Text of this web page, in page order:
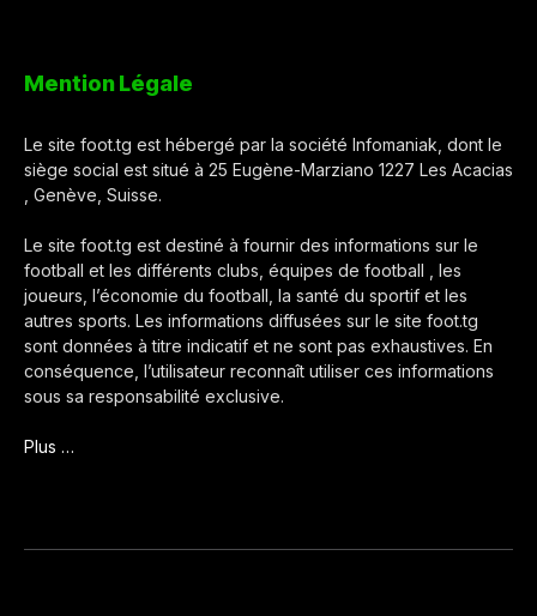
Mention Légale
Le site foot.tg est hébergé par la société Infomaniak, dont le
siège social est situé à 25 Eugène-Marziano 1227 Les Acacias
, Genève, Suisse.
Le site foot.tg est destiné à fournir des informations sur le
football et les différents clubs, équipes de football , les
joueurs, l’économie du football, la santé du sportif et les
autres sports. Les informations diffusées sur le site foot.tg
sont données à titre indicatif et ne sont pas exhaustives. En
conséquence, l’utilisateur reconnaît utiliser ces informations
sous sa responsabilité exclusive.
Plus …